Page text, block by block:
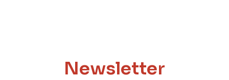
Newsletter